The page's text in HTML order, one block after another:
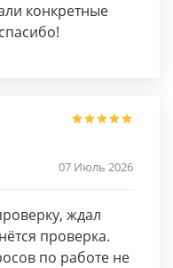
конкретные
07 Июль 2026
ждал
проверка.
по работе не